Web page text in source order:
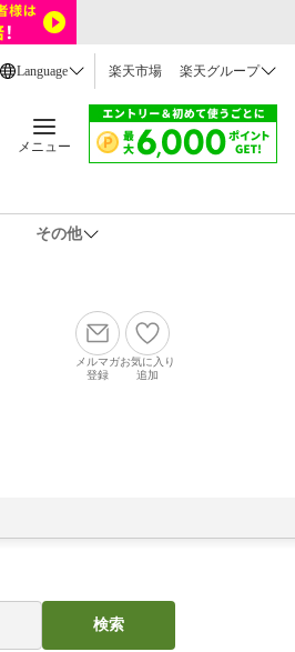
Language 楽天市場 楽天グループ
メニュー
その他
メルマガ
登録
お気に入り
追加
検索